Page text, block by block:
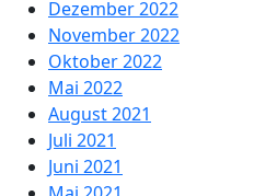
Dezember 2022
November 2022
Oktober 2022
Mai 2022
August 2021
Juli 2021
Juni 2021